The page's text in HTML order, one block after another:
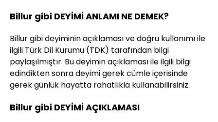
Billur gibi DEYİMİ ANLAMI NE DEMEK?
Billur gibi deyiminin açıklaması ve doğru kullanımı ile
ilgili Türk Dil Kurumu (TDK) tarafından bilgi
paylaşılmıştır. Bu deyimin açıklaması ile ilgili bilgi
edindikten sonra deyimi gerek cümle içerisinde
gerek günlük hayatta rahatlıkla kullanabilirsiniz.
Billur gibi DEYİMİ AÇIKLAMASI